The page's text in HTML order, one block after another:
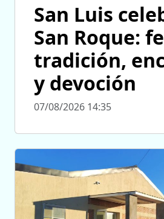
San Luis
San Roque:
tradición,
y devoción
07/08/2026 14:35